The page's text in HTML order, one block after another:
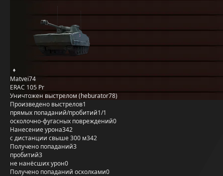
Matvei74
ERAC 105 Pr
Уничтожен выстрелом (heburator78)
Произведено выстрелов1
прямых попаданий/пробитий1/1
осколочно-фугасных повреждений0
Нанесение урона342
с дистанции свыше 300 м342
Получено попаданий3
пробитий3
не нанёсших урон0
Получено попаданий осколками0